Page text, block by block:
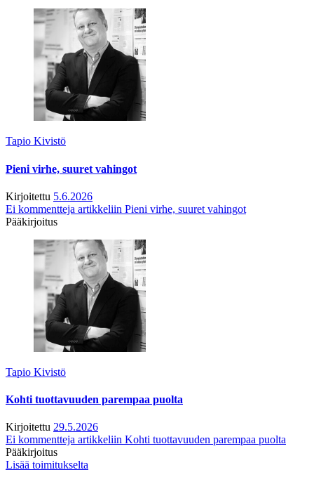
Tapio Kivistö
Pieni virhe, suuret vahingot
Kirjoitettu 5.6.2026
Ei kommentteja artikkeliin Pieni virhe, suuret vahingot
Pääkirjoitus
Tapio Kivistö
Kohti tuottavuuden parempaa puolta
Kirjoitettu 29.5.2026
Ei kommentteja artikkeliin Kohti tuottavuuden parempaa puolta
Pääkirjoitus
Lisää toimitukselta